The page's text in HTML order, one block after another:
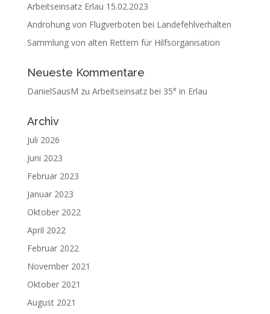
Arbeitseinsatz Erlau 15.02.2023
Androhung von Flugverboten bei Landefehlverhalten
Sammlung von alten Rettern für Hilfsorganisation
Neueste Kommentare
DanielSausM zu Arbeitseinsatz bei 35° in Erlau
Archiv
Juli 2026
Juni 2023
Februar 2023
Januar 2023
Oktober 2022
April 2022
Februar 2022
November 2021
Oktober 2021
August 2021